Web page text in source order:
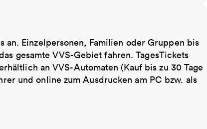
an. Einzelpersonen, Familien oder Gruppen bis
gesamte VVS-Gebiet fahren. TagesTickets
an VVS-Automaten (Kauf bis zu 30 Tage
und online zum Ausdrucken am PC bzw. als